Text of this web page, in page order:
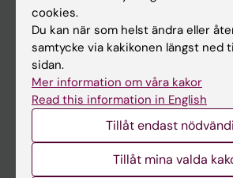
På gång
Nyheter
Kalender
Student
Ladok
cookies.
Du kan när som helst ändra eller
samtycke via kakikonen längst ned
sidan.
Mer information om våra kakor
Read this information in English
Tillåt endast
Tillåt mina valda